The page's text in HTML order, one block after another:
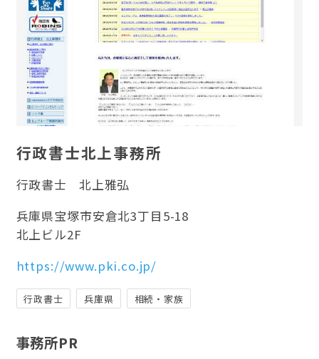
行政書士北上事務所
行政書士
北上雅弘
兵庫県宝塚市安倉北3丁目5-18
北上ビル2F
https://www.pki.co.jp/
行政書士 兵庫県 相続・家族
事務所PR